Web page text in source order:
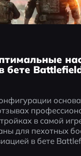
бете
в самой
для пехотных
в бете